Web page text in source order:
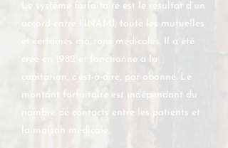
Le système forfaitaire est le résultat d’un
accord entre l’INAMI, toute les mutuelles
et certaines maisons médicales. Il a été
créé en 1982 et fonctionne à la
capitation, c’est-à-dire, par abonné. Le
montant forfaitaire est indépendant du
nombre de contacts entre les patients et
la maison médicale.